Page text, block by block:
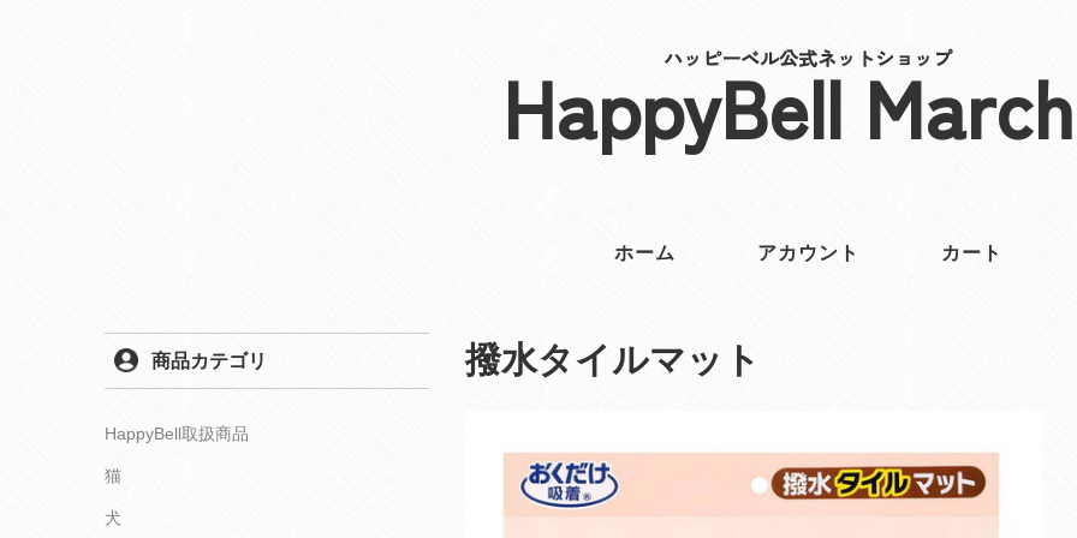
ハッピーベル公式ネットショップ
HappyBell
ホーム アカウント カート
撥水タイルマット
商品カテゴリ
HappyBell取扱商品
猫
犬